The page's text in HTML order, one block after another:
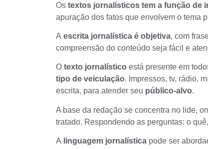
Os textos jornalísticos tem a função de
apuração dos fatos que envolvem o tema
A escrita jornalística é objetiva, com
compreensão do conteúdo seja fácil e
O texto jornalístico está presente em
tipo de veiculação. Impressos, tv, rádio,
escrita, para atender seu público-alvo.
A base da redação se concentra no lide,
tratado. Respondendo as perguntas: o
A linguagem jornalística pode ser